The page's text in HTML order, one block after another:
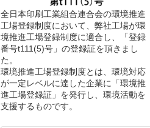
全日本印刷工業組合連合会の環境推進
工場登録制度において、弊社工場が環
境推進工場登録制度に適合し、「登録
番号t111(5)号」の登録証を頂きまし
た。
環境推進工場登録制度とは、環境対応
が一定レベルに達した企業に「環境推
進工場登録証」を発行し、環境活動を
支援するものです。